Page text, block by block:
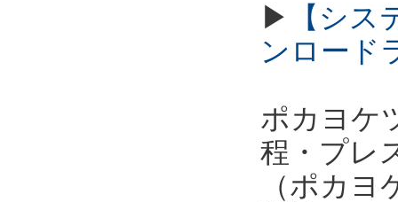
▶
【シ
ンロード
ポカヨケ
程・プレ
（ポカ